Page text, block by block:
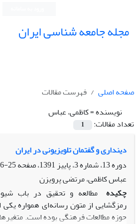
مجله جامعه شناسی ایران
صفحه اصلی
فهرست مقالات
نویسنده =کاظمی، عباس
تعداد مقالات:
1
دین‏داری و گفتمان تلویزیونی در ایران
دوره 13، شماره 3، پاییز 1391، صفحه
25-56
عباس کاظمی، مرتضی پرویزن
چکیده مطالعه و تحقیق در باب
حوزه مطالعات فرهنگی بوده است.